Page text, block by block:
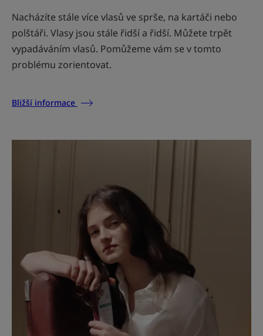
Nacházíte stále více vlasů ve sprše, na kartáči nebo
polštáři. Vlasy jsou stále řidší a řidší. Můžete trpět
vypadáváním vlasů. Pomůžeme vám se v tomto
problému zorientovat.
Bližší informace